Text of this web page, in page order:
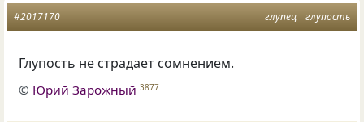
глупец глупость
#2017170
Глупость не страдает сомнением.
© Юрий Зарожный 3877